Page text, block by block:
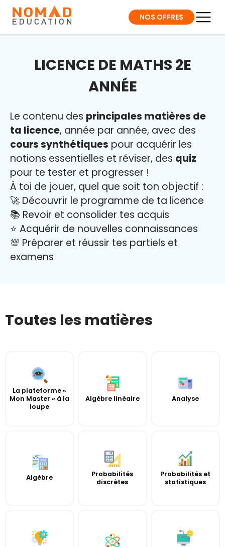
NOS OFFRES
LICENCE DE MATHS 2E
ANNÉE
Le contenu des principales matières de
ta licence, année par année, avec des
cours synthétiques pour acquérir les
notions essentielles et réviser, des quiz
pour te tester et progresser !
À toi de jouer, quel que soit ton objectif :
🚀 Découvrir le programme de ta licence
📚 Revoir et consolider tes acquis
⭐️ Acquérir de nouvelles connaissances
💯 Préparer et réussir tes partiels et
examens
Toutes les matières
La plateforme «
Mon Master » à la
loupe
Algèbre linéaire Analyse
Algèbre
Probabilités
discrètes
Probabilités et
statistiques